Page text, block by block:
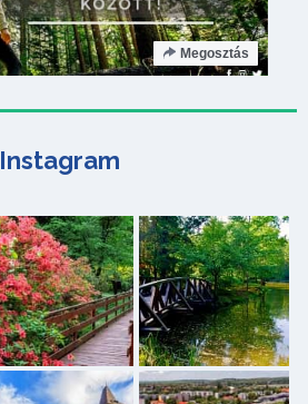
Megosztás
Instagram